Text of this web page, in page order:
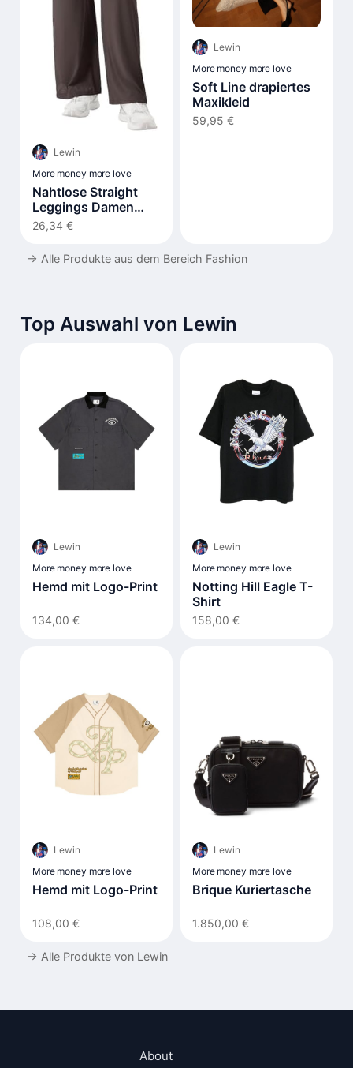
Lewin
More money more love
Nahtlose Straight
Leggings Damen
Hohe Taille Flared
26,34 €
Lewin
More money more love
Soft Line drapiertes
Maxikleid
59,95 €
→ Alle Produkte aus dem Bereich Fashion
Top Auswahl von Lewin
Lewin
More money more love
Hemd mit Logo-Print
134,00 €
Lewin
More money more love
Notting Hill Eagle T-
Shirt
158,00 €
Lewin
More money more love
Hemd mit Logo-Print
108,00 €
Lewin
More money more love
Brique Kuriertasche
1.850,00 €
→ Alle Produkte von Lewin
About